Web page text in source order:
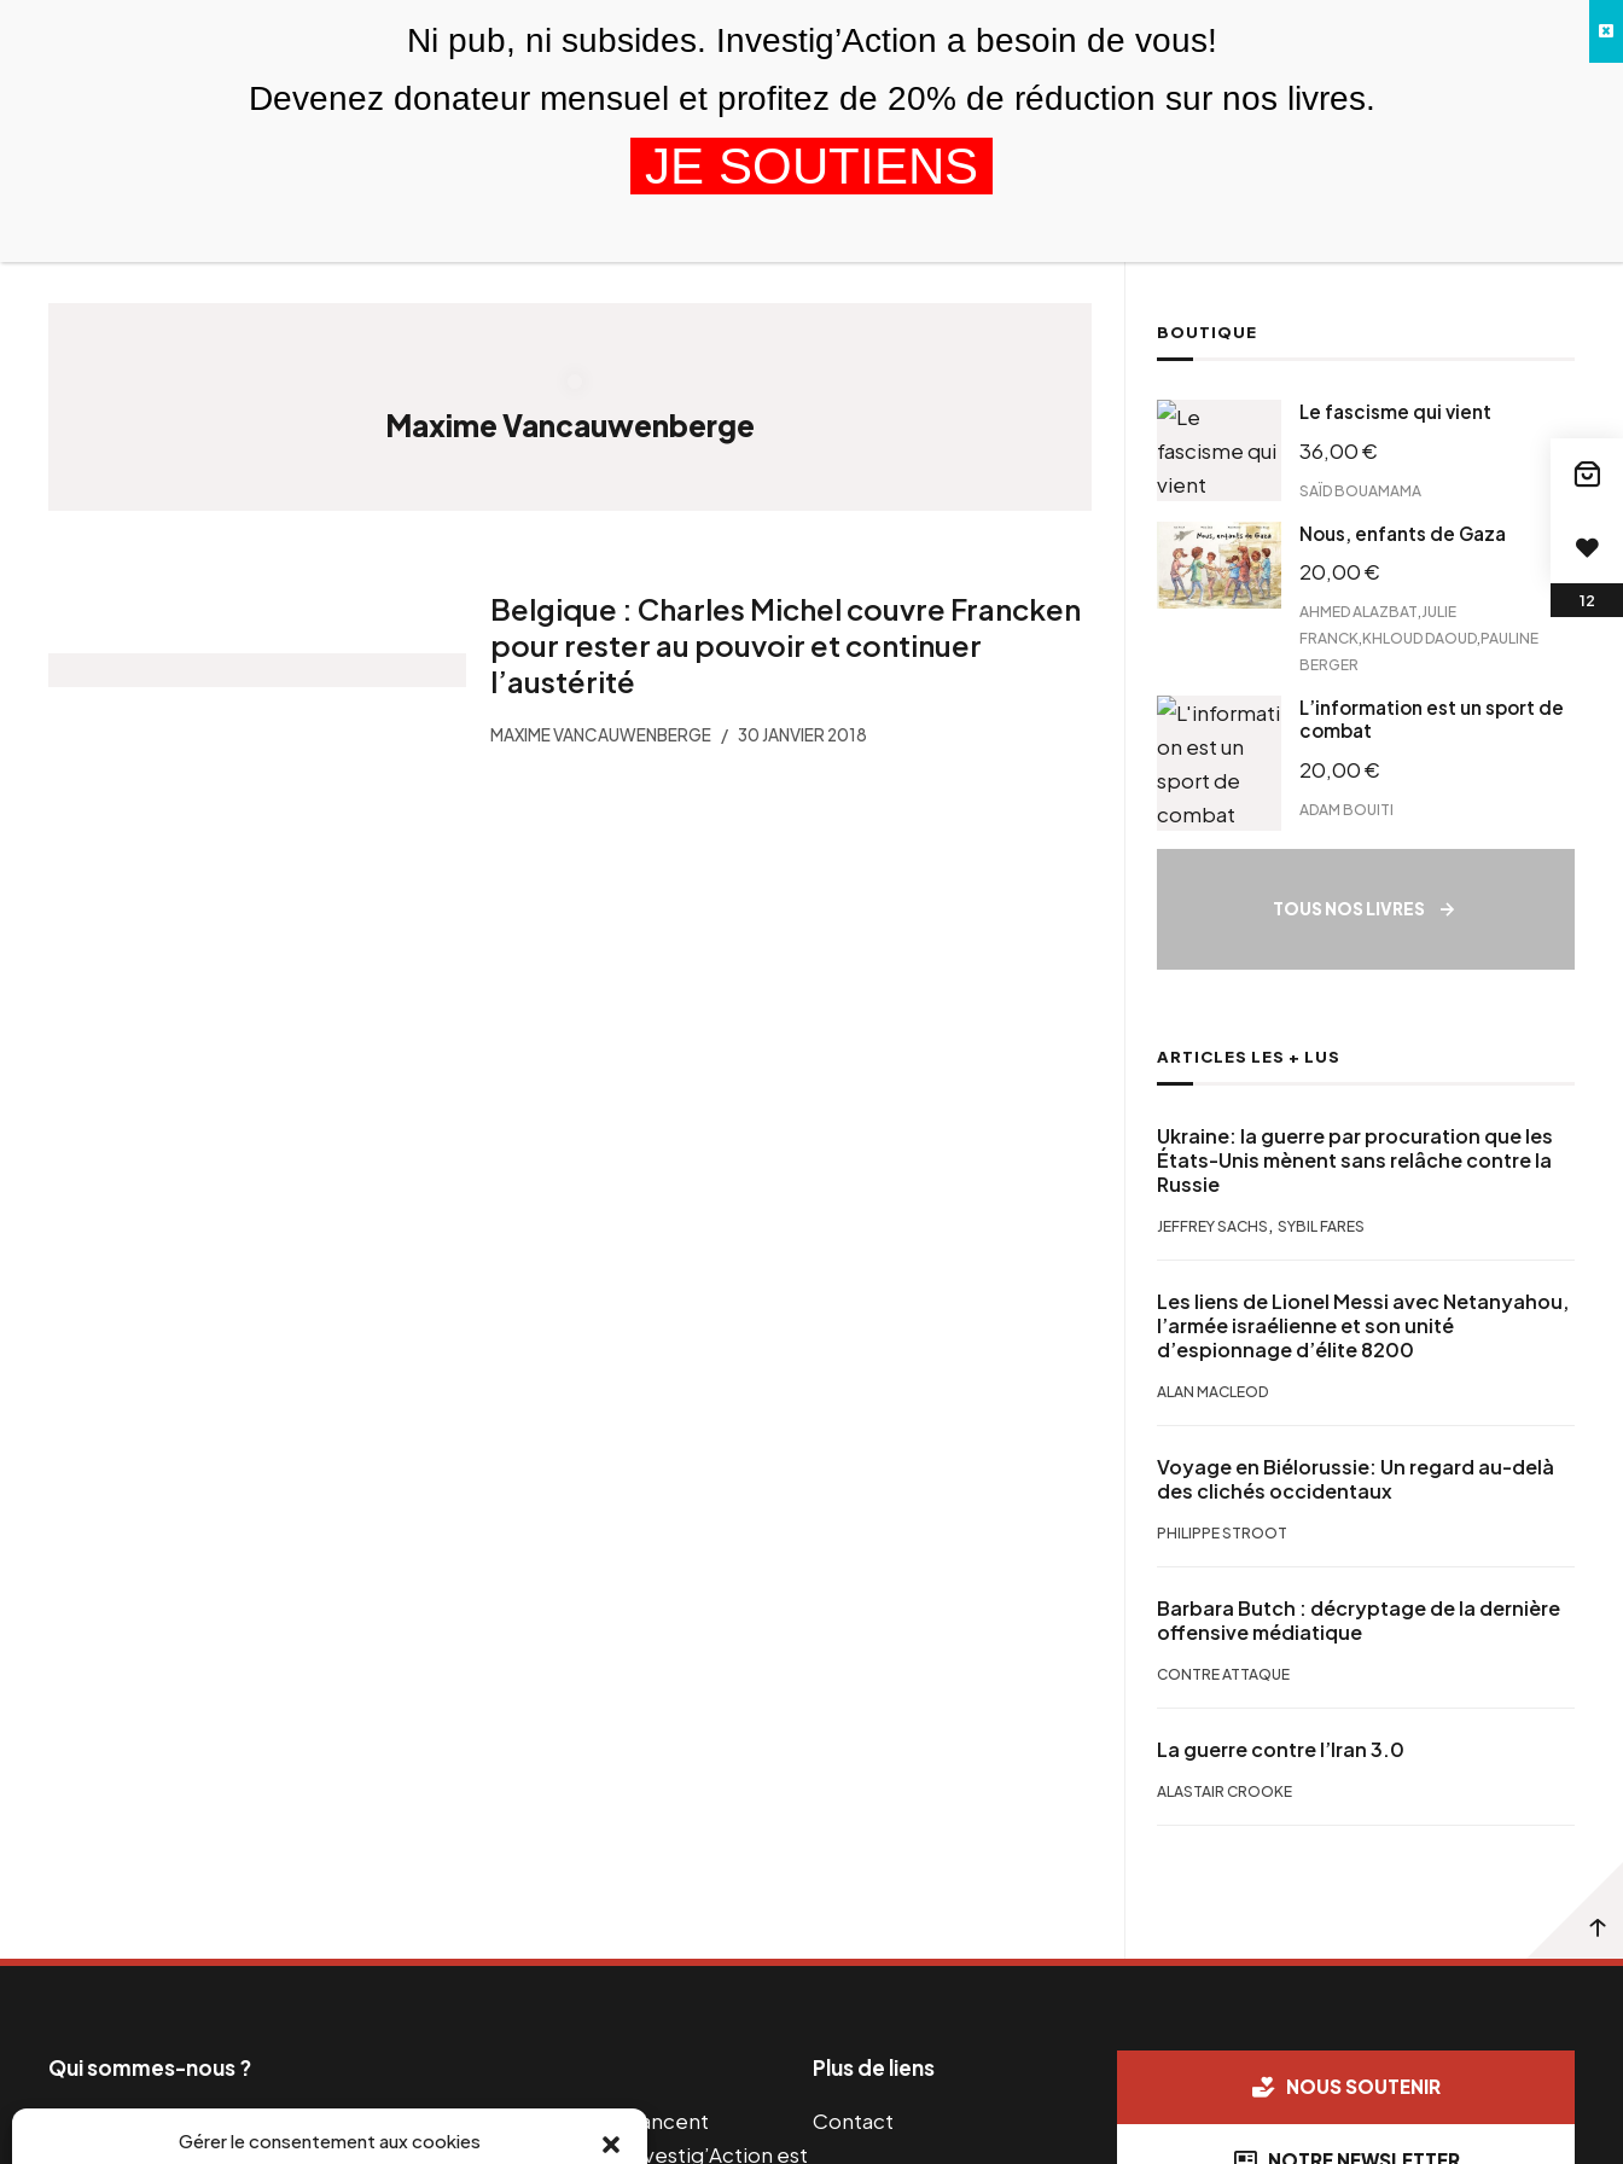
Gérer le consentement aux cookies
NOUS AGENDA
Maxime Vancauwenberge
Belgique : Charles Michel couvre Francken
pour rester au pouvoir et continuer
l’austérité
MAXIME VANCAUWENBERGE 30 JANVIER 2018
BOUTIQUE
Le fascisme qui vient
36,00€
SAÏD BOUAMAMA
Nous, enfants de Gaza
20,00€
AHMED ALAZBAT JULIE
FRANCK KHLOUD DAOUD PAULINE
BERGER
L’information est un sport de
combat
20,00€
ADAM BOUITI
TOUS NOS LIVRES
ARTICLES LES + LUS
Ukraine: la guerre par procuration que les
États-Unis mènent sans relâche contre la
Russie
JEFFREY SACHS , SYBIL FARES
Les liens de Lionel Messi avec Netanyahou,
l’armée israélienne et son unité
d’espionnage d’élite 8200
ALAN MACLEOD
Voyage en Biélorussie: Un regard au-delà
des clichés occidentaux
PHILIPPE STROOT
Barbara Butch : décryptage de la dernière
offensive médiatique
CONTRE ATTAQUE
La guerre contre l’Iran 3.0
ALASTAIR CROOKE
Qui sommes-nous ?
Ceux qui exploitent les travailleurs et profitent des guerres financent
également les grands médias. C’est pourquoi depuis 2004, Investig’Action est
Plus de liens
Contact
NOUS SOUTENIR
Ni pub, ni subsides. Investig’Action a besoin de vous!
Devenez donateur mensuel et profitez de 20% de réduction sur nos livres.
JE SOUTIENS